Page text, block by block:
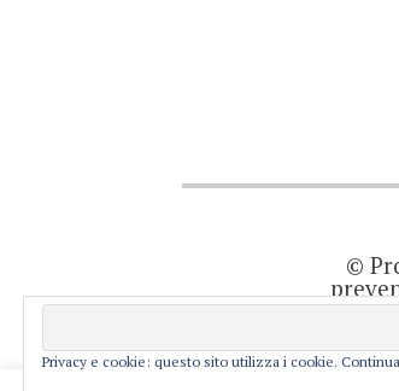
©
Privacy e cookie: questo sito utilizza i cookie.